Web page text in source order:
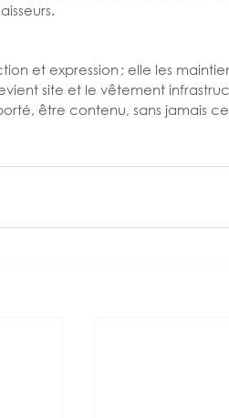
et expression ; elle les
site et le vêtement
être contenu, sans jamais